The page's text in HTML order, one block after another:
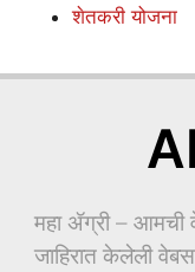
शेतकरी योजना
महा ॲग्री –
जाहिरात केलेली